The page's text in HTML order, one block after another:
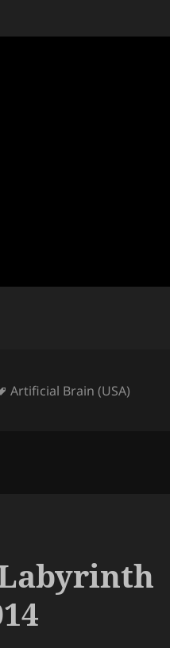
Mots-
Artificial Brain (USA)